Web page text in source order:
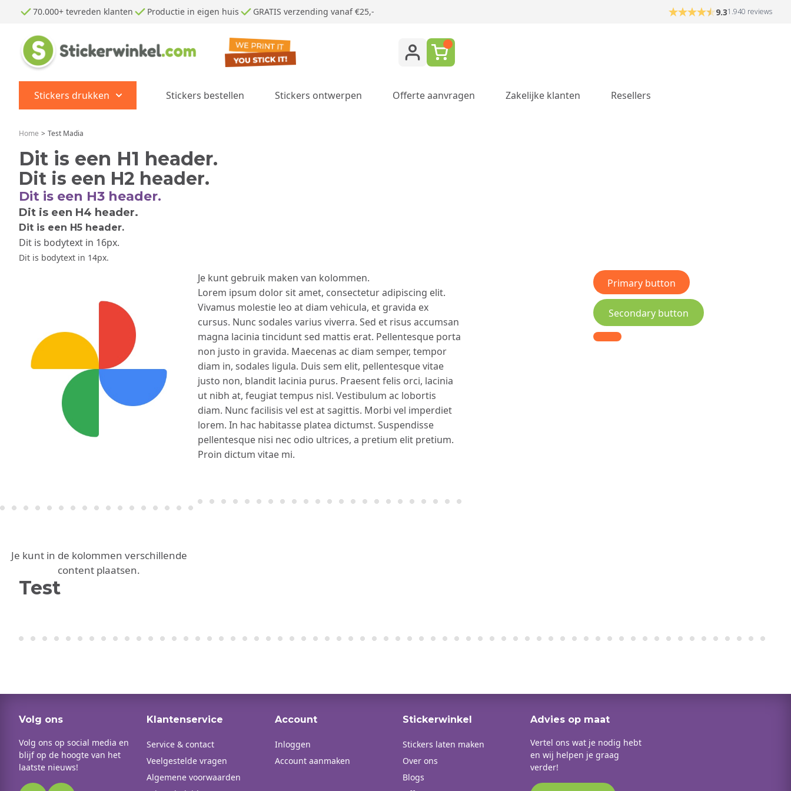
Ga naar de inhoud
70.000+ tevreden klanten Productie in eigen huis GRATIS verzending vanaf €25,- 9.31.940 reviews
Stickers drukken
Show submenu for Stickers drukken category
Stickers bestellen Stickers ontwerpen Offerte aanvragen Zakelijke klanten Resellers
Home > Test Madia
Dit is een H1 header.
Dit is een H2 header.
Dit is een H3 header.
Dit is een H4 header.
Dit is een H5 header.
Dit is bodytext in 16px.
Dit is bodytext in 14px.
Je kunt in de kolommen verschillende
content plaatsen.
Je kunt gebruik maken van kolommen.
Lorem ipsum dolor sit amet, consectetur adipiscing elit.
Vivamus molestie leo at diam vehicula, et gravida ex
cursus. Nunc sodales varius viverra. Sed et risus accumsan
magna lacinia tincidunt sed mattis erat. Pellentesque porta
non justo in gravida. Maecenas ac diam semper, tempor
diam in, sodales ligula. Duis sem elit, pellentesque vitae
justo non, blandit lacinia purus. Praesent felis orci, lacinia
ut nibh at, feugiat tempus nisl. Vestibulum ac lobortis
diam. Nunc facilisis vel est at sagittis. Morbi vel imperdiet
lorem. In hac habitasse platea dictumst. Suspendisse
pellentesque nisi nec odio ultrices, a pretium elit pretium.
Proin dictum vitae mi.
Primary button
Secondary button
Test
Volg ons
Volg ons op social media en
blijf op de hoogte van het
laatste nieuws!
Klantenservice
Service & contact
Veelgestelde vragen
Algemene voorwaarden
Account
Inloggen
Account aanmaken
Stickerwinkel
Stickers laten maken
Over ons
Blogs
Advies op maat
Vertel ons wat je nodig hebt
en wij helpen je graag
verder!